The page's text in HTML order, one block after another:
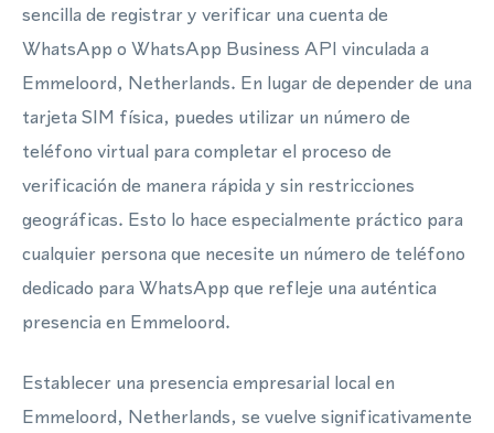
sencilla de registrar y verificar una cuenta de
WhatsApp o WhatsApp Business API vinculada a
Emmeloord, Netherlands. En lugar de depender de una
tarjeta SIM física, puedes utilizar un número de
teléfono virtual para completar el proceso de
verificación de manera rápida y sin restricciones
geográficas. Esto lo hace especialmente práctico para
cualquier persona que necesite un número de teléfono
dedicado para WhatsApp que refleje una auténtica
presencia en Emmeloord.
Establecer una presencia empresarial local en
Emmeloord, Netherlands, se vuelve significativamente